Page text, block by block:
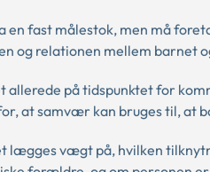
en fast målestok, men må
og relationen mellem barnet
allerede på tidspunktet for
at samvær kan bruges til,
lægges vægt på, hvilken